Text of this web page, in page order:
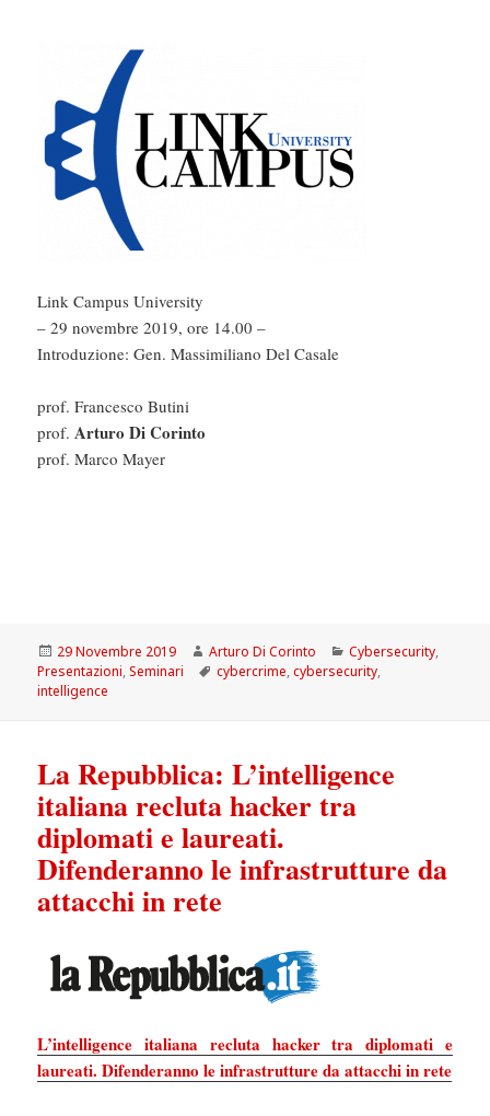
Link Campus University
– 29 novembre 2019, ore 14.00 –
Introduzione: Gen. Massimiliano Del Casale
prof. Francesco Butini
prof.Arturo Di Corinto
prof. Marco Mayer
Scritto
il
29 Novembre 2019 Autore
Arturo Di Corinto Categorie
Cybersecurity,
Presentazioni,Seminari Tag
cybercrime,cybersecurity,
intelligence
La Repubblica: L’intelligence
italiana recluta hacker tra
diplomati e laureati.
Difenderanno le infrastrutture da
attacchi in rete
L’intelligence italiana recluta hacker tra diplomati e
laureati. Difenderanno le infrastrutture da attacchi in rete